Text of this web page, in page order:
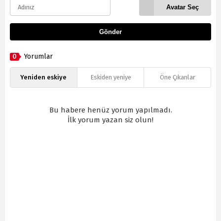
Avatar Seç
Gönder
0 Yorumlar
Yeniden eskiye Eskiden yeniye Öne Çıkanlar
Bu habere henüz yorum yapılmadı.
İlk yorum yazan siz olun!